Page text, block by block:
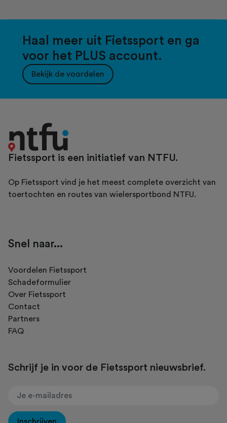
Haal meer uit Fietssport en ga
voor het PLUS account.
Bekijk de voordelen
Fietssport is een initiatief van NTFU.
Op Fietssport vind je het meest complete overzicht van
toertochten en routes van wielersportbond NTFU.
Snel naar...
Voordelen Fietssport
Schadeformulier
Over Fietssport
Contact
Partners
FAQ
Schrijf je in voor de Fietssport nieuwsbrief.